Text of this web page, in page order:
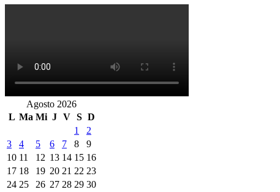
Agosto 2026
L Ma Mi J V S D
1
2
3
4 5 6 7 8
9
10 11 12 13 14 15 16
17 18 19 20 21 22 23
24 25 26 27 28 29 30